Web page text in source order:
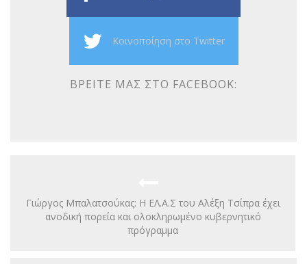
Κοινοποίηση στο Twitter
ΒΡΕΊΤΕ ΜΑΣ ΣΤΟ FACEBOOK:
Γιώργος Μπαλατσούκας: Η ΕΛ.Α.Σ του Αλέξη Τσίπρα έχει
ανοδική πορεία και ολοκληρωμένο κυβερνητικό
πρόγραμμα